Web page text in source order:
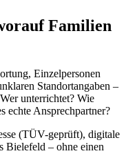
Familien
Einzelpersonen
Standortangaben –
unterrichtet? Wie
echte Ansprechpartner?
(TÜV-geprüft), digitale
Bielefeld – ohne einen